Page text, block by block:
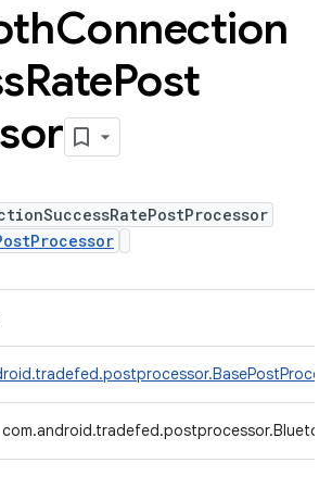
Connection
RatePost